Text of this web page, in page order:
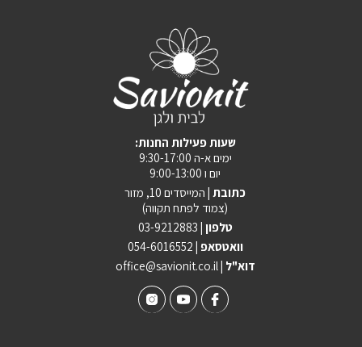
:שעות פעילות החנות
ימים א-ה 9:30-17:00
יום ו 9:00-13:00
כתובת | המייסדים 10, מזור
(צמוד לפתח תקווה)
טלפון | 03-9212883
וואטסאפ | 054-6016552
office@savionit.co.il | דוא"ל